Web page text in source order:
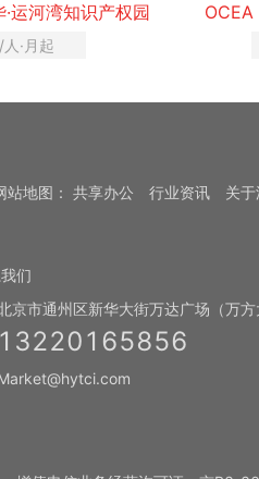
园 OCEA HUB 英美华·
站地图： 共享办公 行业资讯 关
们
京市通州区新华大街万达广场（万
13220165856